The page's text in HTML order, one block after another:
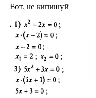
Вот, не кипишуй